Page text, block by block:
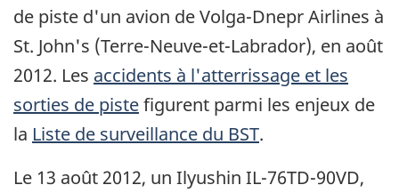
de piste d'un avion de Volga-Dnepr Airlines à
St. John's (Terre-Neuve-et-Labrador), en août
2012. Les accidents à l'atterrissage et les
sorties de pistefigurent parmi les enjeux de
la Liste de surveillance du BST.
Le 13 août 2012, un Ilyushin IL-76TD-90VD,